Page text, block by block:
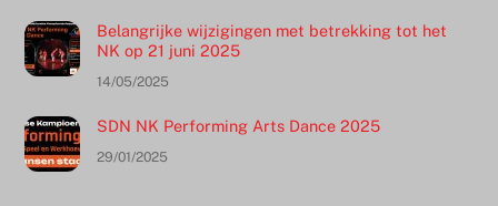
Belangrijke wijzigingen met betrekking tot het
NK op 21 juni 2025
14/05/2025
SDN NK Performing Arts Dance 2025
29/01/2025